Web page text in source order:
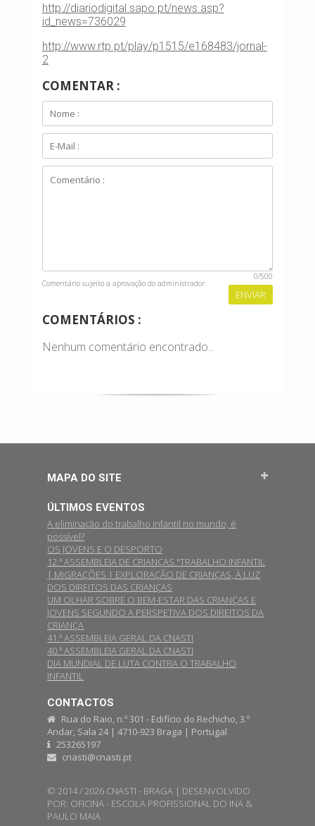
http://diariodigital.sapo.pt/news.asp?
id_news=736029
http://www.rtp.pt/play/p1515/e168483/jornal-
2
COMENTAR :
0/500
Comentário sujeito a aprovação do administrador.
COMENTÁRIOS :
Nenhum comentário encontrado...
MAPA DO SITE
ÚLTIMOS EVENTOS
A eliminação do trabalho infantil no mundo, é
possível?
OS JOVENS E O DESPORTO
12.ª ASSEMBLEIA DE CRIANÇAS "TRABALHO INFANTIL
| MIGRAÇÕES | EXPLORAÇÃO DE CRIANÇAS, À LUZ
DOS DIREITOS DAS CRIANÇAS
UM OLHAR SOBRE O BEM-ESTAR DAS CRIANÇAS E
JOVENS SEGUNDO A PERSPETIVA DOS DIREITOS DA
CRIANÇA
41.ª ASSEMBLEIA GERAL DA CNASTI
40.ª ASSEMBLEIA GERAL DA CNASTI
DIA MUNDIAL DE LUTA CONTRA O TRABALHO
INFANTIL
CONTACTOS
Rua do Raio, n.º 301 - Edifício do Rechicho, 3.º
Andar, Sala 24 | 4710-923 Braga | Portugal
253265197
cnasti@cnasti.pt
© 2014 / 2026 CNASTI - BRAGA | DESENVOLVIDO
POR: OFICINA - ESCOLA PROFISSIONAL DO INA &
PAULO MAIA